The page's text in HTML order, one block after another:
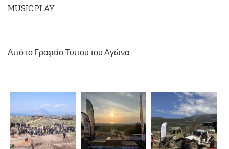
MUSIC PLAY
Από το Γραφείο Τύπου του Αγώνα